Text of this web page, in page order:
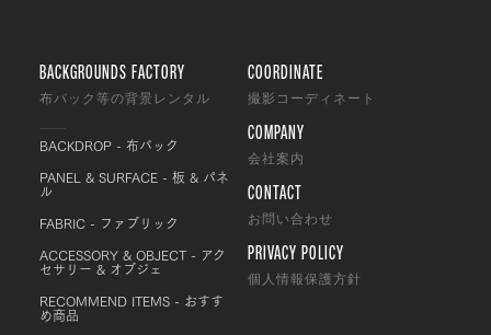
BACKGROUNDS FACTORY
布バック等の背景レンタル
BACKDROP - 布バック
PANEL & SURFACE - 板 & パネ
ル
FABRIC - ファブリック
ACCESSORY & OBJECT - アク
セサリー & オブジェ
RECOMMEND ITEMS - おすす
め商品
COORDINATE
撮影コーディネート
COMPANY
会社案内
CONTACT
お問い合わせ
PRIVACY POLICY
個人情報保護方針